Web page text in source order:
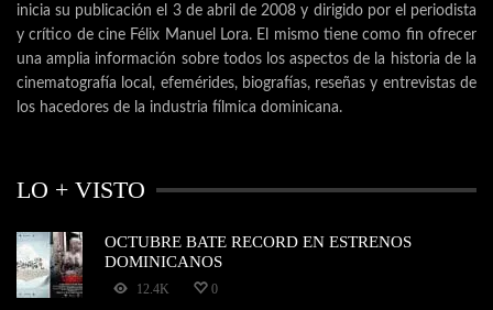
inicia su publicación el 3 de abril de 2008 y dirigido por el periodista
y crítico de cine Félix Manuel Lora. El mismo tiene como fin ofrecer
una amplia información sobre todos los aspectos de la historia de la
cinematografía local, efemérides, biografías, reseñas y entrevistas de
los hacedores de la industria fílmica dominicana.
LO + VISTO
OCTUBRE BATE RECORD EN ESTRENOS
DOMINICANOS
12.4K 0